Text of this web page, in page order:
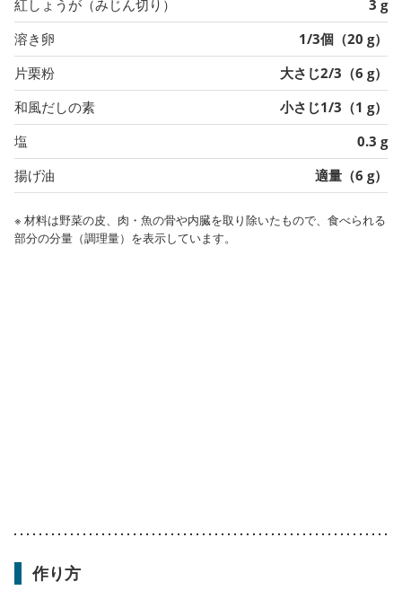
紅しょうが（みじん切り）
3 g
溶き卵
1/3個（20 g）
片栗粉
大さじ2/3（6 g）
和風だしの素
小さじ1/3（1 g）
塩
0.3 g
揚げ油
適量（6 g）
※ 材料は野菜の皮、肉・魚の骨や内臓を取り除いたもので、食べられる
部分の分量（調理量）を表示しています。
作り方